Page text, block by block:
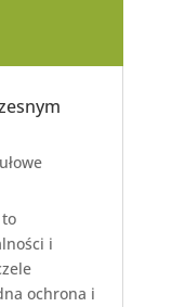
i
ochrona i